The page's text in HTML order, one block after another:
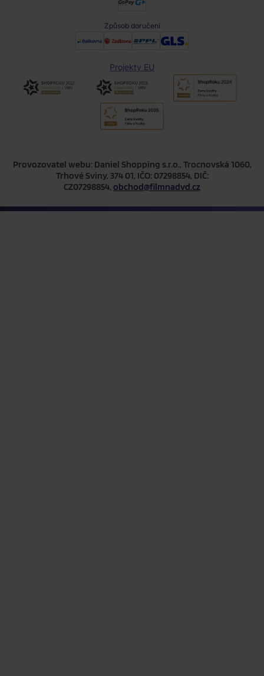
Způsob doručení
Projekty EU
Provozovatel webu: Daniel Shopping s.r.o., Trocnovská 1060,
Trhové Sviny, 374 01, IČO: 07298854, DIČ:
CZ07298854, obchod@filmnadvd.cz